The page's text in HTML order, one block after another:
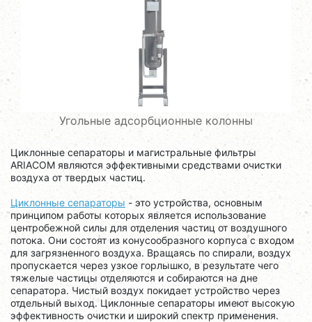
Угольные адсорбционные колонны
Циклонные сепараторы и магистральные фильтры
ARIACOM являются эффективными средствами очистки
воздуха от твердых частиц.
Циклонные сепараторы - это устройства, основным
принципом работы которых является использование
центробежной силы для отделения частиц от воздушного
потока. Они состоят из конусообразного корпуса с входом
для загрязненного воздуха. Вращаясь по спирали, воздух
пропускается через узкое горлышко, в результате чего
тяжелые частицы отделяются и собираются на дне
сепаратора. Чистый воздух покидает устройство через
отдельный выход. Циклонные сепараторы имеют высокую
эффективность очистки и широкий спектр применения.